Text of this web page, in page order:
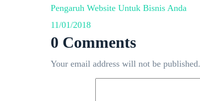
Pengaruh Website Untuk Bisnis Anda
11/01/2018
0 Comments
Your email address will not be published.